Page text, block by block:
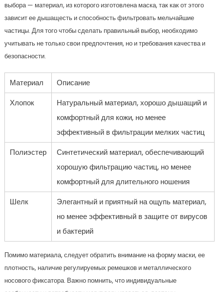
выбора — материал, из которого изготовлена маска, так как от этого
зависит ее дышащесть и способность фильтровать мельчайшие
частицы. Для того чтобы сделать правильный выбор, необходимо
учитывать не только свои предпочтения, но и требования качества и
безопасности.
Материал
Описание
Хлопок
Натуральный материал, хорошо дышащий и
комфортный для кожи, но менее
эффективный в фильтрации мелких частиц
Полиэстер
Синтетический материал, обеспечивающий
хорошую фильтрацию частиц, но менее
комфортный для длительного ношения
Шелк
Элегантный и приятный на ощупь материал,
но менее эффективный в защите от вирусов
и бактерий
Помимо материала, следует обратить внимание на форму маски, ее
плотность, наличие регулируемых ремешков и металлического
носового фиксатора. Важно помнить, что индивидуальные